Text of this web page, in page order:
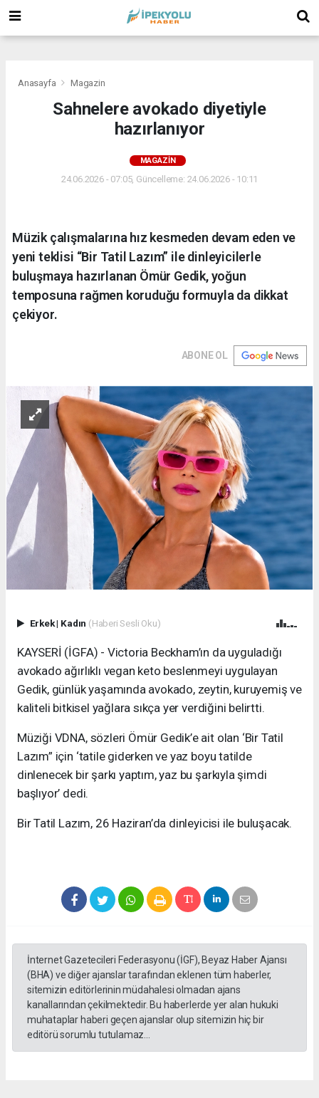
Anasayfa Magazin
Sahnelere avokado diyetiyle
hazırlanıyor
MAGAZIN
24.06.2026 - 07:05, Güncelleme: 24.06.2026 - 10:11
Müzik çalışmalarına hız kesmeden devam eden ve
yeni teklisi “Bir Tatil Lazım” ile dinleyicilerle
buluşmaya hazırlanan Ömür Gedik, yoğun
temposuna rağmen koruduğu formuyla da dikkat
çekiyor.
ABONE OL
Erkek| Kadın (Haberi Sesli Oku)
KAYSERİ (İGFA) - Victoria Beckham’ın da uyguladığı
avokado ağırlıklı vegan keto beslenmeyi uygulayan
Gedik, günlük yaşamında avokado, zeytin, kuruyemiş ve
kaliteli bitkisel yağlara sıkça yer verdiğini belirtti.
Müziği VDNA, sözleri Ömür Gedik’e ait olan ‘Bir Tatil
Lazım” için ‘tatile giderken ve yaz boyu tatilde
dinlenecek bir şarkı yaptım, yaz bu şarkıyla şimdi
başlıyor’ dedi.
Bir Tatil Lazım, 26 Haziran’da dinleyicisi ile buluşacak.
İnternet Gazetecileri Federasyonu (İGF), Beyaz Haber Ajansı
(BHA) ve diğer ajanslar tarafından eklenen tüm haberler,
sitemizin editörlerinin müdahalesi olmadan ajans
kanallarından çekilmektedir. Bu haberlerde yer alan hukuki
muhataplar haberi geçen ajanslar olup sitemizin hiç bir
editörü sorumlu tutulamaz...